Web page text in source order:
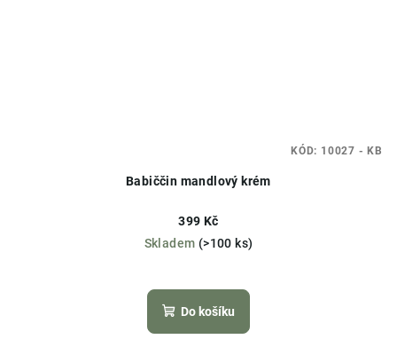
Babiččin mandlový krém
399 Kč
Skladem (>100 ks)
hodnocení
produktu
Do košíku
KÓD: 10027 - KB